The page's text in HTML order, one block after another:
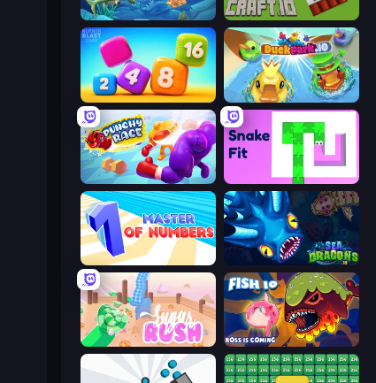
Let Me Eat: Big Fish Eat Smaller SlitherCraft.io
Number Blast 2048 DuckPark.io
Punchy Race Snake Fit
Master of Numbers SeaDragons.io
Sugar Rush Fish IO